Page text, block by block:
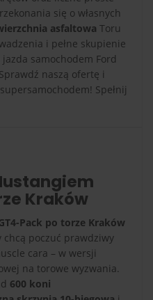
się o własnych
asfaltowa Toru
i pełne skupienie
samochodem Ford
naszą ofertę i
Spełnij
Kraków
Pack po torze Kraków
poczuć prawdziwy
cara – w wersji
na torowe wyzwania.
600 koni